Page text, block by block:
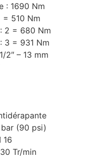
: 1690 Nm
= 510 Nm
2 = 680 Nm
3 = 931 Nm
2″ – 13 mm
(90 psi)
16
Tr/min